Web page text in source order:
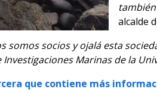
alcalde
somos socios y ojalá esta
Marinas de la
que contiene más